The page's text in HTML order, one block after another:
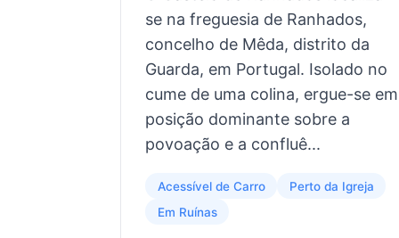
se na freguesia de Ranhados,
concelho de Mêda, distrito da
Guarda, em Portugal. Isolado no
cume de uma colina, ergue-se em
posição dominante sobre a
povoação e a confluê...
Acessível de Carro
Perto da Igreja
Em Ruínas